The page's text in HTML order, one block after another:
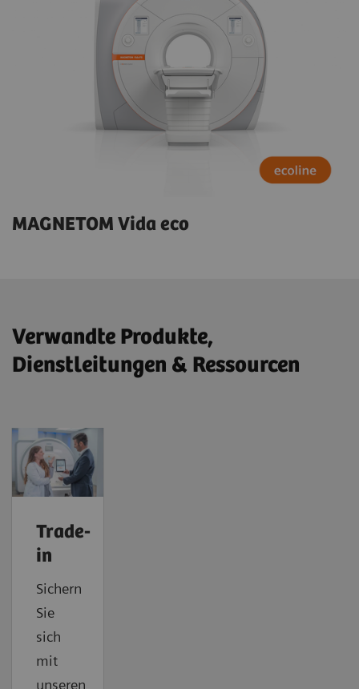
MAGNETOM Vida eco
Verwandte Produkte,
Dienstleitungen & Ressourcen
Trade-
in
Sichern
Sie
sich
mit
unseren